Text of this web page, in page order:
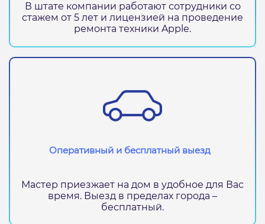
В штате компании работают сотрудники со
стажем от 5 лет и лицензией на проведение
ремонта техники Apple.
Оперативный и бесплатный выезд
Мастер приезжает на дом в удобное для Вас
время. Выезд в пределах города –
бесплатный.